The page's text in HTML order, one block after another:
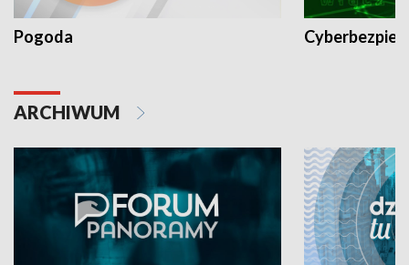
Pogoda
ARCHIWUM